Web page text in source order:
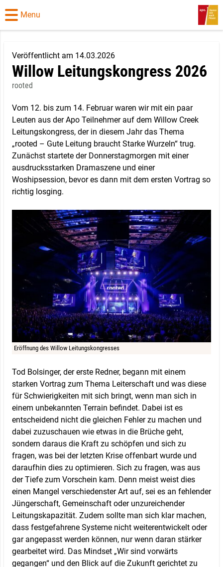
Menu
Veröffentlicht am 14.03.2026
Willow Leitungskongress 2026
rooted
Vom 12. bis zum 14. Februar waren wir mit ein paar
Leuten aus der Apo Teilnehmer auf dem Willow Creek
Leitungskongress, der in diesem Jahr das Thema
„rooted – Gute Leitung braucht Starke Wurzeln“ trug.
Zunächst startete der Donnerstagmorgen mit einer
ausdrucksstarken Dramaszene und einer
Woshipsession, bevor es dann mit dem ersten Vortrag so
richtig losging.
Eröffnung des Willow Leitungskongresses
Tod Bolsinger, der erste Redner, begann mit einem
starken Vortrag zum Thema Leiterschaft und was diese
für Schwierigkeiten mit sich bringt, wenn man sich in
einem unbekannten Terrain befindet. Dabei ist es
entscheidend nicht die gleichen Fehler zu machen und
dabei zuzuschauen wie etwas in die Brüche geht,
sondern daraus die Kraft zu schöpfen und sich zu
fragen, was bei der letzten Krise offenbart wurde und
daraufhin dies zu optimieren. Sich zu fragen, was aus
der Tiefe zum Vorschein kam. Denn meist weist dies
einen Mangel verschiedenster Art auf, sei es an fehlender
Jüngerschaft, Gemeinschaft oder unzureichender
Leitungskapazität. Zudem sollte man sich klar machen,
dass festgefahrene Systeme nicht weiterentwickelt oder
gar angepasst werden können, nur wenn daran stärker
gearbeitet wird. Das Mindset „Wir sind vorwärts
gegangen“ und den Blick auf die Zukunft gerichtet zu